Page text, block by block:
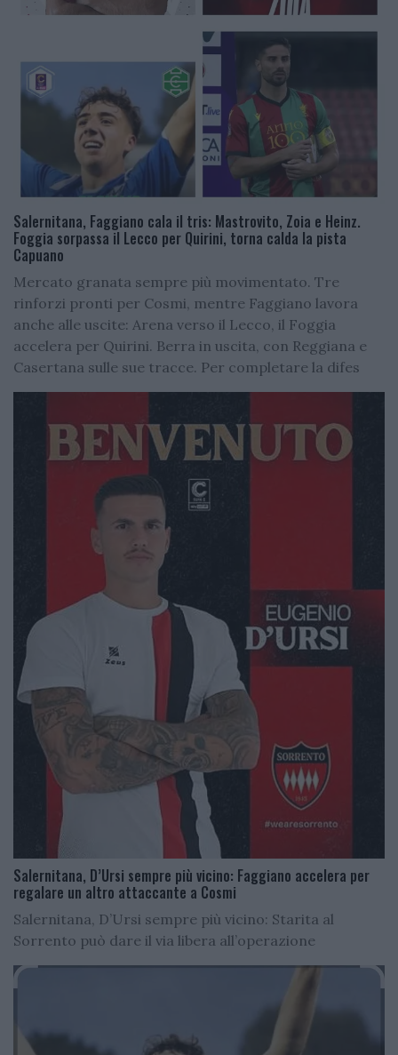
Salernitana, Faggiano cala il tris: Mastrovito, Zoia e Heinz.
Foggia sorpassa il Lecco per Quirini, torna calda la pista
Capuano
Mercato granata sempre più movimentato. Tre
rinforzi pronti per Cosmi, mentre Faggiano lavora
anche alle uscite: Arena verso il Lecco, il Foggia
accelera per Quirini. Berra in uscita, con Reggiana e
Casertana sulle sue tracce. Per completare la difes
Salernitana, D’Ursi sempre più vicino: Faggiano accelera per
regalare un altro attaccante a Cosmi
Salernitana, D’Ursi sempre più vicino: Starita al
Sorrento può dare il via libera all’operazione